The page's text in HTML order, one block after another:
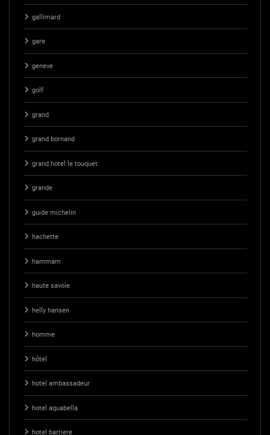
gallimard
gare
geneve
golf
grand
grand bornand
grand hotel le touquet
grande
guide michelin
hachette
hammam
haute savoie
helly hansen
homme
hôtel
hotel ambassadeur
hotel aquabella
hotel barriere